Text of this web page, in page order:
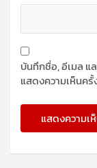
บันทึกชื่อ, อีเมล แ
แสดงความเห็นครั้